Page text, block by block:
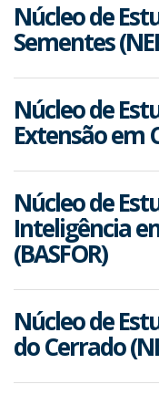
Núcleo de
Sementes
Núcleo de
Extensão em
Núcleo de
Inteligência
(BASFOR)
Núcleo de
do Cerrado